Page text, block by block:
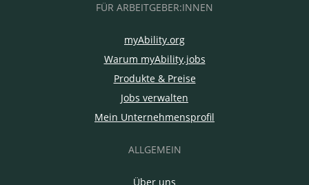
FÜR ARBEITGEBER:INNEN
myAbility.org
Warum myAbility.jobs
Produkte & Preise
Jobs verwalten
Mein Unternehmensprofil
ALLGEMEIN
Über uns